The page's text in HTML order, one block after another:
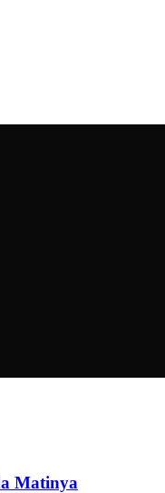
Matinya